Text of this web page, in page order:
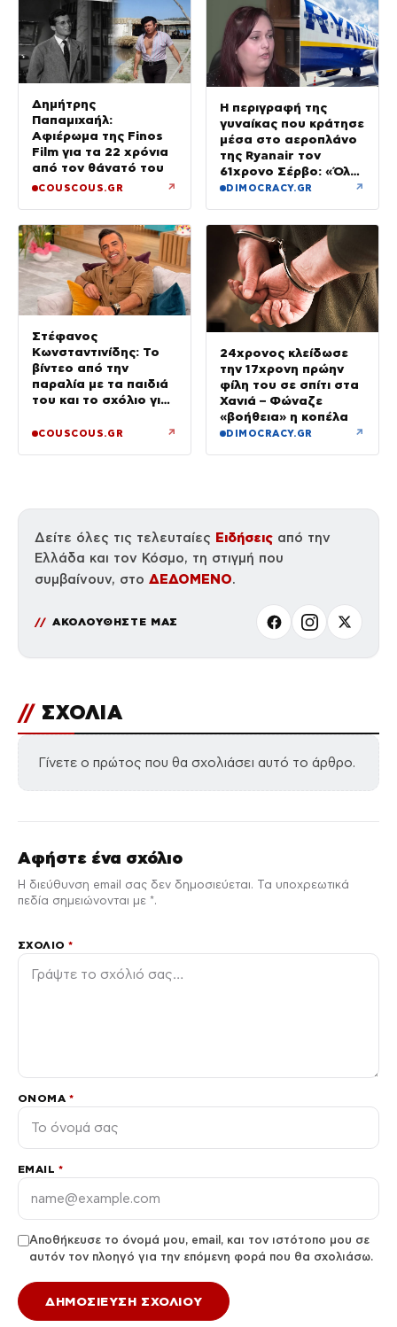
Δημήτρης
Παπαμιχαήλ:
Αφιέρωμα της Finos
Film για τα 22 χρόνια
από τον θάνατό του
COUSCOUS.GR ↗
Η περιγραφή της
γυναίκας που κράτησε
μέσα στο αεροπλάνο
της Ryanair τον
61χρονο Σέρβο: «Όλα
έγιναν σε κλάσματα
DIMOCRACY.GR ↗
Στέφανος
Κωνσταντινίδης: Το
βίντεο από την
παραλία με τα παιδιά
του και το σχόλιο για
COUSCOUS.GR ↗
24χρονος κλείδωσε
την 17χρονη πρώην
φίλη του σε σπίτι στα
Χανιά – Φώναζε
«βοήθεια» η κοπέλα
DIMOCRACY.GR ↗
Δείτε όλες τις τελευταίες Ειδήσεις από την
Ελλάδα και τον Κόσμο, τη στιγμή που
συμβαίνουν, στο ΔΕΔΟΜΕΝΟ.
ΑΚΟΛΟΥΘΗΣΤΕ ΜΑΣ
// ΣΧΟΛΙΑ
Γίνετε ο πρώτος που θα σχολιάσει αυτό το άρθρο.
Αφήστε ένα σχόλιο
Η διεύθυνση email σας δεν δημοσιεύεται. Τα υποχρεωτικά
πεδία σημειώνονται με *.
ΣΧΌΛΙΟ*
ΌΝΟΜΑ *
EMAIL *
Αποθήκευσε το όνομά μου, email, και τον ιστότοπο μου σε
αυτόν τον πλοηγό για την επόμενη φορά που θα σχολιάσω.